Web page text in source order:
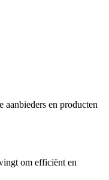
en producten
om efficiënt en